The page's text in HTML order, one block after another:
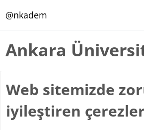
@nkadem
Ankara
Web sitemizde
iyileştiren